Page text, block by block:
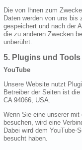
Die von Ihnen zum
Daten werden von uns bis
gespeichert und nach der
die zu anderen Zwecken
unberührt.
5. Plugins und Tools
YouTube
Unsere Website nutzt
Betreiber der Seiten ist
CA 94066, USA.
Wenn Sie eine unserer
besuchen, wird eine
Dabei wird dem YouTube-
besucht haben.